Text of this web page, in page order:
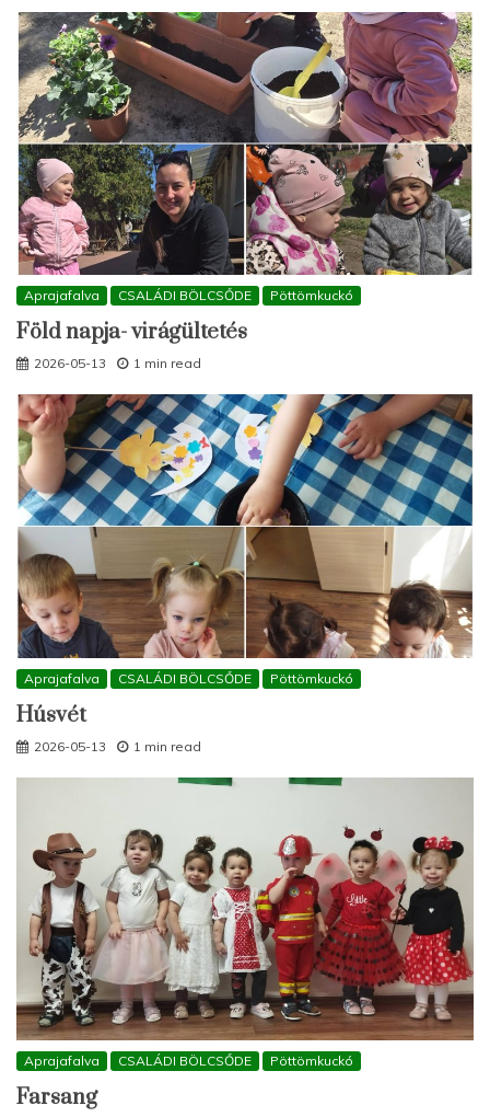
Aprajafalva CSALÁDI BÖLCSŐDE Pöttömkuckó
Föld napja- virágültetés
2026-05-13 1 min read
Aprajafalva CSALÁDI BÖLCSŐDE Pöttömkuckó
Húsvét
2026-05-13 1 min read
Aprajafalva CSALÁDI BÖLCSŐDE Pöttömkuckó
Farsang